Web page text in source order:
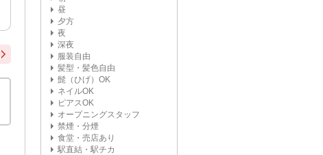
昼
夕方
夜
深夜
服装自由
髪型・髪色自由
髭（ひげ）OK
ネイルOK
ピアスOK
オープニングスタッフ
禁煙・分煙
食堂・売店あり
駅直結・駅チカ